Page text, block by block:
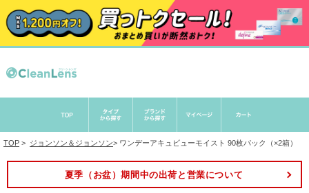
TOP > ジョンソン＆ジョンソン> ワンデーアキュビューモイスト 90枚パック（×2箱）
夏季（お盆）期間中の出荷と営業について